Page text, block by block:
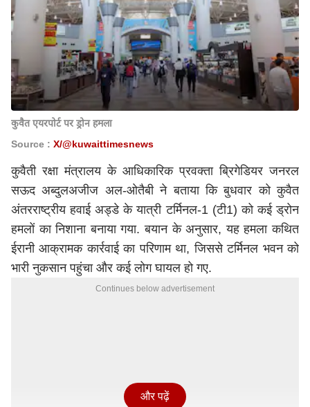
कुवैत एयरपोर्ट पर ड्रोन हमला
Source : X/@kuwaittimesnews
कुवैती रक्षा मंत्रालय के आधिकारिक प्रवक्ता ब्रिगेडियर जनरल
सऊद अब्दुलअजीज अल-ओतैबी ने बताया कि बुधवार को कुवैत
अंतरराष्ट्रीय हवाई अड्डे के यात्री टर्मिनल-1 (टी1) को कई ड्रोन
हमलों का निशाना बनाया गया. बयान के अनुसार, यह हमला कथित
ईरानी आक्रामक कार्रवाई का परिणाम था, जिससे टर्मिनल भवन को
भारी नुकसान पहुंचा और कई लोग घायल हो गए.
Continues below advertisement
और पढ़ें